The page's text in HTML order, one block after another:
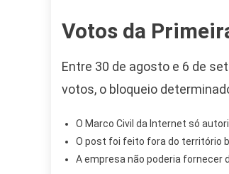
Votos da
Entre 30 de agosto e 6 de
votos, o bloqueio
O Marco Civil da Internet só
O post foi feito fora do território
A empresa não poderia fornecer